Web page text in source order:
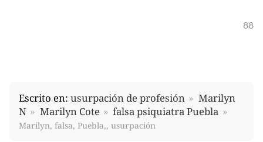
88
Escrito en: usurpación de profesión
Marilyn
N
Marilyn Cote falsa psiquiatra Puebla
Marilyn, falsa, Puebla,, usurpación